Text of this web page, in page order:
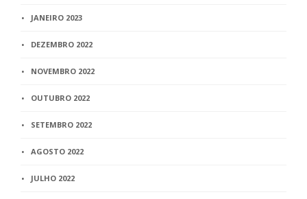
JANEIRO 2023
DEZEMBRO 2022
NOVEMBRO 2022
OUTUBRO 2022
SETEMBRO 2022
AGOSTO 2022
JULHO 2022